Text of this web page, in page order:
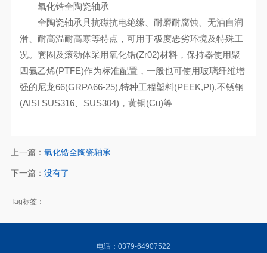
氧化锆全陶瓷轴承
全陶瓷轴承具抗磁抗电绝缘、耐磨耐腐蚀、无油自润
滑、耐高温耐高寒等特点，可用于极度恶劣环境及特殊工
况。套圈及滚动体采用氧化锆(Zr02)材料，保持器使用聚
四氟乙烯(PTFE)作为标准配置，一般也可使用玻璃纤维增
强的尼龙66(GRPA66-25),特种工程塑料(PEEK,PI),不锈钢
(AISI SUS316、SUS304)，黄铜(Cu)等
上一篇： 氧化锆全陶瓷轴承
下一篇： 没有了
Tag标签：
电话：0379-64907522